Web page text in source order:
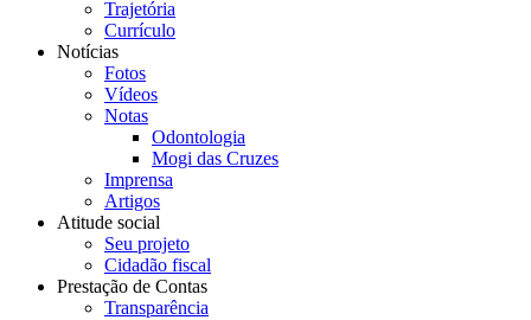
Trajetória
Currículo
Notícias
Fotos
Vídeos
Notas
Odontologia
Mogi das Cruzes
Imprensa
Artigos
Atitude social
Seu projeto
Cidadão fiscal
Prestação de Contas
Transparência